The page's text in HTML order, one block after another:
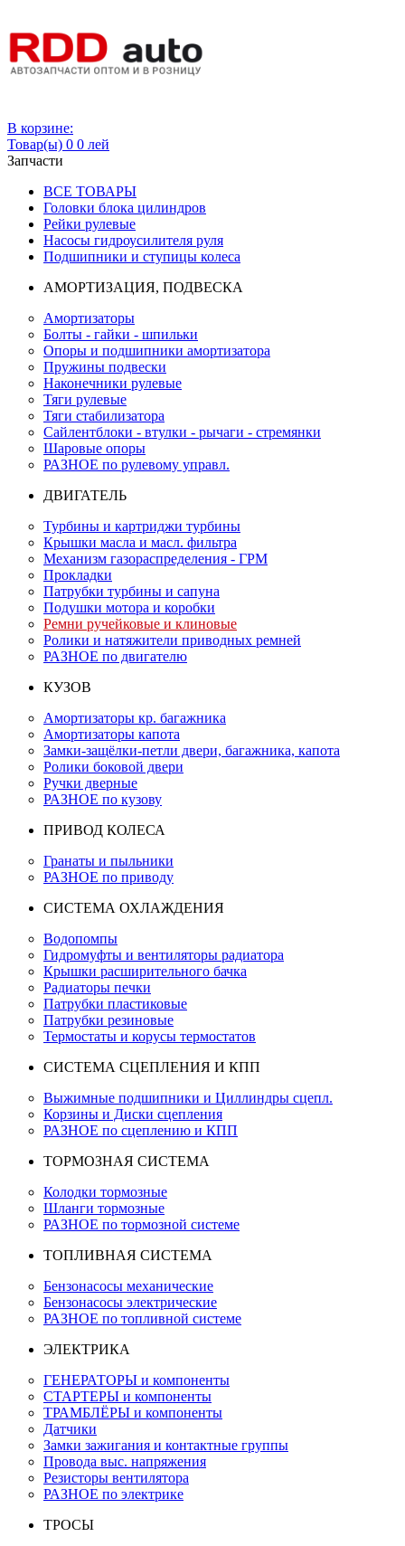
В корзине:
Товар(ы) 0 0 лей
Запчасти
ВСЕ ТОВАРЫ
Головки блока цилиндров
Рейки рулевые
Насосы гидроусилителя руля
Подшипники и ступицы колеса
АМОРТИЗАЦИЯ, ПОДВЕСКА
Амортизаторы
Болты - гайки - шпильки
Опоры и подшипники амортизатора
Пружины подвески
Наконечники рулевые
Тяги рулевые
Тяги стабилизатора
Сайлентблоки - втулки - рычаги - стремянки
Шаровые опоры
РАЗНОЕ по рулевому управл.
ДВИГАТЕЛЬ
Турбины и картриджи турбины
Крышки масла и масл. фильтра
Механизм газораспределения - ГРМ
Прокладки
Патрубки турбины и сапуна
Подушки мотора и коробки
Ремни ручейковые и клиновые
Ролики и натяжители приводных ремней
РАЗНОЕ по двигателю
КУЗОВ
Амортизаторы кр. багажника
Амортизаторы капота
Замки-защёлки-петли двери, багажника, капота
Ролики боковой двери
Ручки дверные
РАЗНОЕ по кузову
ПРИВОД КОЛЕСА
Гранаты и пыльники
РАЗНОЕ по приводу
СИСТЕМА ОХЛАЖДЕНИЯ
Водопомпы
Гидромуфты и вентиляторы радиатора
Крышки расширительного бачка
Радиаторы печки
Патрубки пластиковые
Патрубки резиновые
Термостаты и корусы термостатов
СИСТЕМА СЦЕПЛЕНИЯ И КПП
Выжимные подшипники и Циллиндры сцепл.
Корзины и Диски сцепления
РАЗНОЕ по сцеплению и КПП
ТОРМОЗНАЯ СИСТЕМА
Колодки тормозные
Шланги тормозные
РАЗНОЕ по тормозной системе
ТОПЛИВНАЯ СИСТЕМА
Бензонасосы механические
Бензонасосы электрические
РАЗНОЕ по топливной системе
ЭЛЕКТРИКА
ГЕНЕРАТОРЫ и компоненты
СТАРТЕРЫ и компоненты
ТРАМБЛЁРЫ и компоненты
Датчики
Замки зажигания и контактные группы
Провода выс. напряжения
Резисторы вентилятора
РАЗНОЕ по электрике
ТРОСЫ